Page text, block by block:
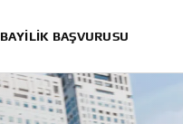
BAYİLİK BAŞVURUSU